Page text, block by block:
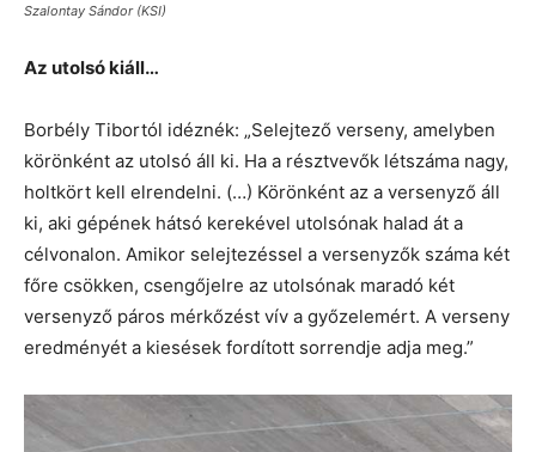
Szalontay Sándor (KSI)
Az utolsó kiáll…
Borbély Tibortól idéznék: „Selejtező verseny, amelyben
körönként az utolsó áll ki. Ha a résztvevők létszáma nagy,
holtkört kell elrendelni. (…) Körönként az a versenyző áll
ki, aki gépének hátsó kerekével utolsónak halad át a
célvonalon. Amikor selejtezéssel a versenyzők száma két
főre csökken, csengőjelre az utolsónak maradó két
versenyző páros mérkőzést vív a győzelemért. A verseny
eredményét a kiesések fordított sorrendje adja meg.”